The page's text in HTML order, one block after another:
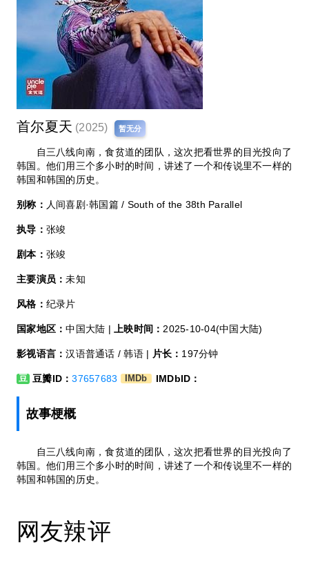
首尔夏天 (2025) 暂无分
自三八线向南，食贫道的团队，这次把看世界的目光投向了
韩国。他们用三个多小时的时间，讲述了一个和传说里不一样的
韩国和韩国的历史。
别称： 人间喜剧·韩国篇 / South of the 38th Parallel
执导： 张竣
剧本： 张竣
主要演员：未知
风格： 纪录片
国家地区：中国大陆 | 上映时间： 2025-10-04(中国大陆)
影视语言：汉语普通话 / 韩语 | 片长： 197分钟
豆 豆瓣ID：37657683 IMDb IMDbID：
故事梗概
自三八线向南，食贫道的团队，这次把看世界的目光投向了
韩国。他们用三个多小时的时间，讲述了一个和传说里不一样的
韩国和韩国的历史。
网友辣评